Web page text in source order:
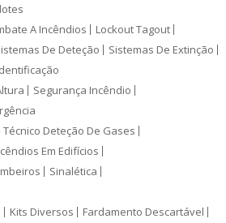
A Incêndios
Lockout Tagout
De Deteção
Sistemas De Extinção
Segurança Incêndio
Técnico Deteção De Gases
Em Edifícios
Sinalética
Kits Diversos
Fardamento Descartável